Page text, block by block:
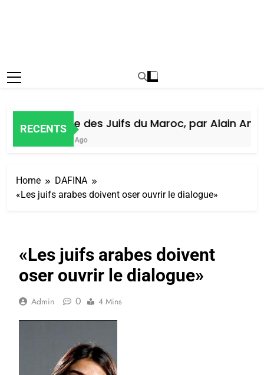
RECENTS
Histoire des Juifs du Maroc, par Alain Amiel
1 Semaine Ago
Home
DAFINA
«Les juifs arabes doivent oser ouvrir le dialogue»
«Les juifs arabes doivent
oser ouvrir le dialogue»
Admin 0 4 Mins